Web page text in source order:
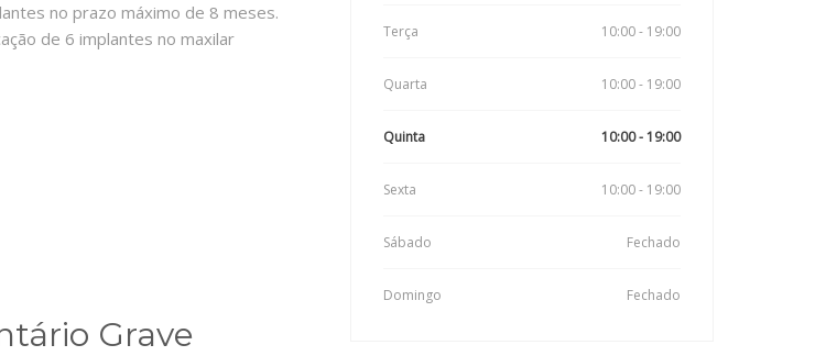
no prazo máximo de 8 meses.
de 6 implantes no maxilar
Grave
Terça 10:00 - 19:00
Quarta 10:00 - 19:00
Quinta 10:00 - 19:00
Sexta 10:00 - 19:00
Sábado Fechado
Domingo Fechado